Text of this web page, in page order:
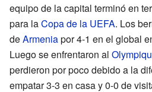
equipo de la capital terminó en
para laCopa de la UEFA. Los
deArmeniapor 4-1 en el global
Luego se enfrentaron al
perdieron por poco debido a la
empatar 3-3 en casa y 0-0 de